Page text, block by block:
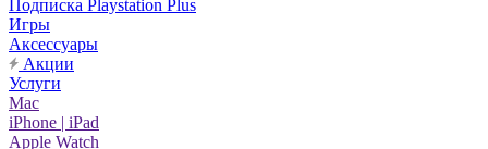
Подписка Playstation Plus
Игры
Аксессуары
Акции
Услуги
Mac
iPhone | iPad
Apple Watch